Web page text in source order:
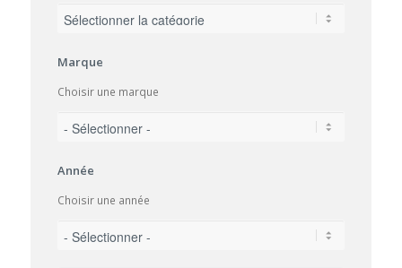
Marque
Choisir une marque
Année
Choisir une année